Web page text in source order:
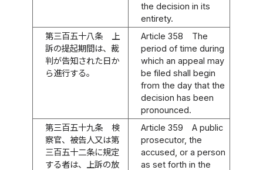
the decision in its
entirety.
第三百五十八条
上
訴の提起期間は、裁
判が告知された日か
ら進行する。
Article 358
The
period of time during
which an appeal may
be filed shall begin
from the day that the
decision has been
pronounced.
第三百五十九条
検
察官、被告人又は第
三百五十二条に規定
する者は、上訴の放
Article 359
A public
prosecutor, the
accused, or a person
as set forth in the